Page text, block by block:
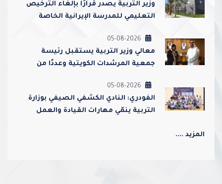
وزير التربية يصدر قرارًا بإلغاء الترخيص
التعليمي للمدرسة الإيرانية الخاصة
05-08-2026
معالي وزير التربية يستقبل رئيسة
جمعية المرشدات الكويتية وعددًا من
05-08-2026
الفودري: النادي الكشفي الصيفي بوزارة
التربية ينمّي مهارات القيادة والعمل
المزيد ....